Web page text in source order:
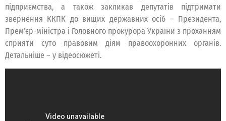
підприємства, а також закликав депутатів підтримати
звернення ККПК до вищих державних осіб – Президента,
Прем’єр-міністра і Головного прокурора України з проханням
сприяти суто правовим діям правоохоронних органів.
Детальніше – у відеосюжеті.